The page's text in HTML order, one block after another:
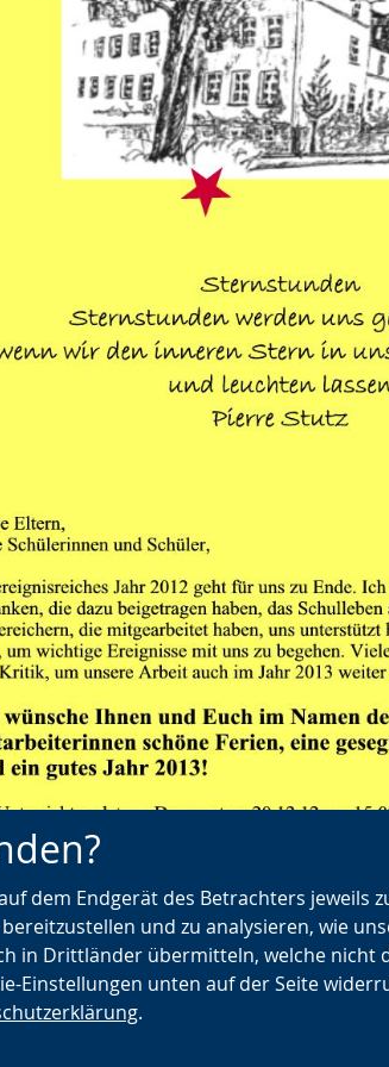
dem Endgerät des Betrachters jeweils
und zu analysieren, wie
in Drittländer übermitteln, welche nicht
Einstellungen unten auf der Seite
.